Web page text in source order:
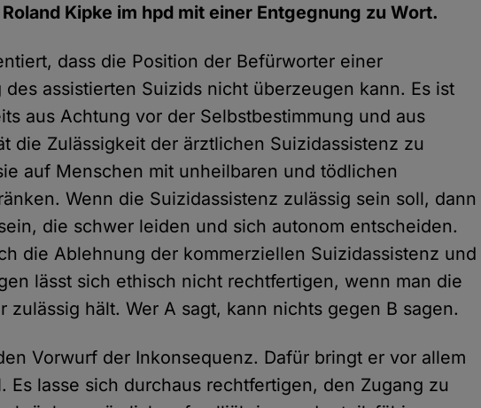
Kipke im hpd mit einer Entgegnung zu Wort.
dass die Position der Befürworter einer
assistierten Suizids nicht überzeugen kann. Es ist
aus Achtung vor der Selbstbestimmung und aus
die Zulässigkeit der ärztlichen Suizidassistenz zu
auf Menschen mit unheilbaren und tödlichen
Wenn die Suizidassistenz zulässig sein soll, dann
die schwer leiden und sich autonom entscheiden.
die Ablehnung der kommerziellen Suizidassistenz und
lässt sich ethisch nicht rechtfertigen, wenn man die
zulässig hält. Wer A sagt, kann nichts gegen B sagen.
Vorwurf der Inkonsequenz. Dafür bringt er vor allem
Es lasse sich durchaus rechtfertigen, den Zugang zu